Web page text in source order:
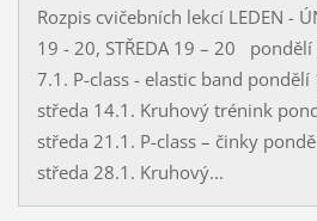
Rozpis cvičebních lekcí LEDEN -
19 - 20, STŘEDA 19 – 20
7.1. P-class - elastic band
středa 14.1. Kruhový trénink
středa 21.1. P-class – činky
středa 28.1. Kruhový...